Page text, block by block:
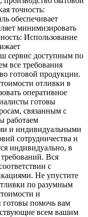
точность:
обеспечивает
минимизировать
Использование
сервис доступным по
все требования
готовой продукции.
отливки в
оперативное
готовы
связанным с
работаем
и индивидуальными
сотрудничества и
индивидуально, в
Вся
с
Не упустите
по разумным
и
помочь вам
всем вашим